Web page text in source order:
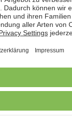
als
und
bei SOS-
in der Arbeit mit
einem
Freude an